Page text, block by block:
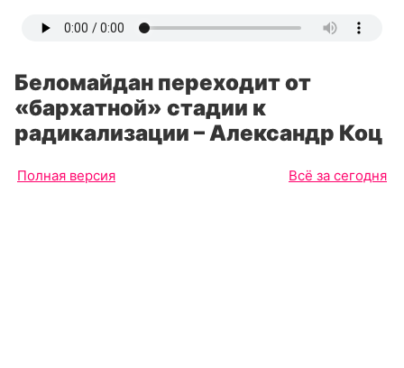
Беломайдан переходит от
«бархатной» стадии к
радикализации – Александр Коц
Полная версия Всё за сегодня